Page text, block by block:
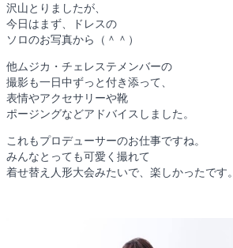
沢山とりましたが、
今日はまず、ドレスの
ソロのお写真から（＾＾）
他ムジカ・チェレステメンバーの
撮影も一日中ずっと付き添って、
表情やアクセサリーや靴
ポージングなどアドバイスしました。
これもプロデューサーのお仕事ですね。
みんなとっても可愛く撮れて
着せ替え人形大会みたいで、楽しかったです。